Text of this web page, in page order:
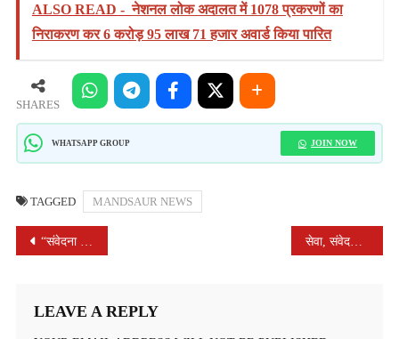
ALSO READ - नेशनल लोक अदालत में 1078 प्रकरणों का
निराकरण कर 6 करोड़ 95 लाख 71 हजार अवार्ड किया पारित
SHARES
WHATSAPP GROUP JOIN NOW
TAGGED MANDSAUR NEWS
POST
“संवेदना से समाधान तक” : जनसुनवाई में कलेक्टर श्री चंद्रा से मिली राहत
LEAVE A REPLY